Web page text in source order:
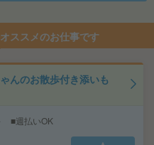
ススメのお仕事です
んのお散歩付き添いも
■週払いOK